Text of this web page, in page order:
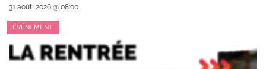
31 août, 2026 @ 08:00
ÉVÉNEMENT